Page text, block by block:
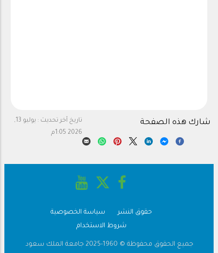
تاريخ آخر تحديث :
يوليو 13,
2026 1:05م
شارك هذه الصفحة
حقوق النشر
سياسة الخصوصية
شروط الاستخدام
جميع الحقوق محفوظة © 1960-2025 جامعة الملك سعود